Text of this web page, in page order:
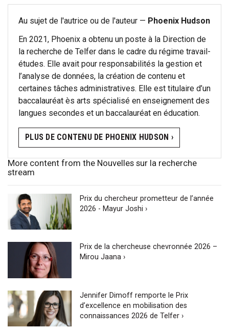
Au sujet de l'autrice ou de l'auteur — Phoenix Hudson
En 2021, Phoenix a obtenu un poste à la Direction de
la recherche de Telfer dans le cadre du régime travail-
études. Elle avait pour responsabilités la gestion et
l’analyse de données, la création de contenu et
certaines tâches administratives. Elle est titulaire d’un
baccalauréat ès arts spécialisé en enseignement des
langues secondes et un baccalauréat en éducation.
PLUS DE CONTENU DE PHOENIX HUDSON ›
More content from the Nouvelles sur la recherche
stream
Prix du chercheur prometteur de l’année
2026 - Mayur Joshi ›
Prix de la chercheuse chevronnée 2026 –
Mirou Jaana ›
Jennifer Dimoff remporte le Prix
d’excellence en mobilisation des
connaissances 2026 de Telfer ›